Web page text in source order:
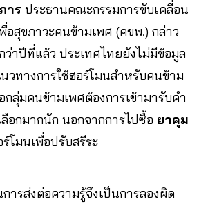
าร ประธานคณะกรรมการขับเคลื่อน
สุขภาวะคนข้ามเพศ (คขพ.) กล่าว
ว่าปีที่แล้ว ประเทศไทยยังไม่มีข้อมูล
วทางการใช้ฮอร์โมนสำหรับคนข้าม
กลุ่มคนข้ามเพศต้องการเข้ามารับคำ
อกมากนัก นอกจากการไปซื้อ ยาคุม
โมนเพื่อปรับสรีระ
ารส่งต่อความรู้จึงเป็นการลองผิด